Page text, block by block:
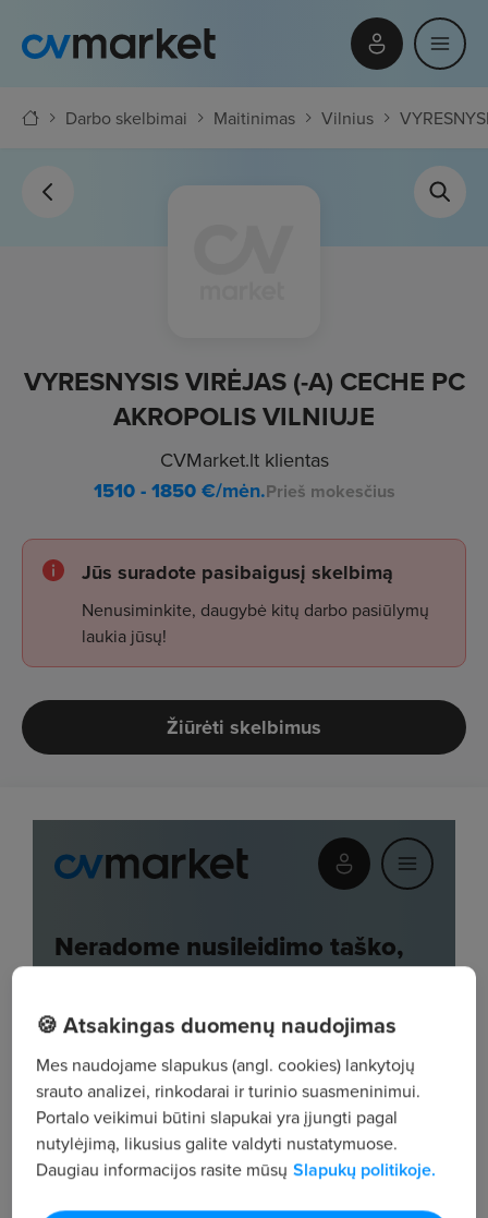
Darbo skelbimai Maitinimas Vilnius
VYRESNYSIS VIRĖJAS (-A) CECHE PC
AKROPOLIS VILNIUJE
CVMarket.lt klientas
1510 - 1850€/mėn.Prieš mokesčius
Jūs suradote pasibaigusį skelbimą
Nenusiminkite, daugybė kitų darbo pasiūlymų
laukia jūsų!
Žiūrėti skelbimus
🍪 Atsakingas duomenų naudojimas
Mes naudojame slapukus (angl. cookies) lankytojų
srauto analizei, rinkodarai ir turinio suasmeninimui.
Portalo veikimui būtini slapukai yra įjungti pagal
nutylėjimą, likusius galite valdyti nustatymuose.
Daugiau informacijos rasite mūsų Slapukų politikoje.